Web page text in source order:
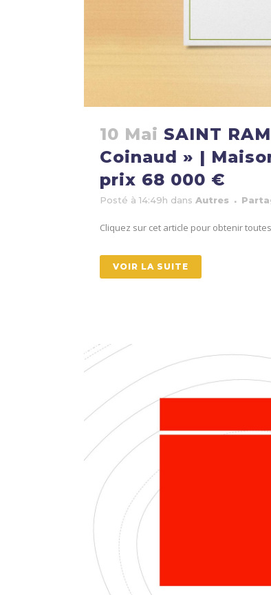
10 Mai SAINT
Coinaud » |
prix 68 000 €
Posté à 14:49h dans Autres
Cliquez sur cet article pour obtenir
VOIR LA SUITE